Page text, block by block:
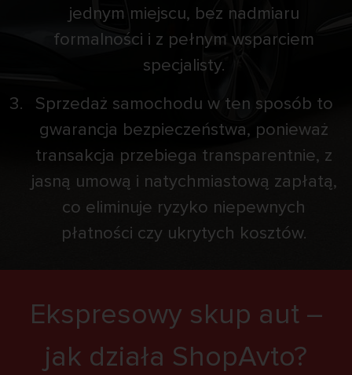
jednym miejscu, bez nadmiaru
formalności i z pełnym wsparciem
specjalisty.
Sprzedaż samochodu w ten sposób to
gwarancja bezpieczeństwa, ponieważ
transakcja przebiega transparentnie, z
jasną umową i natychmiastową zapłatą,
co eliminuje ryzyko niepewnych
płatności czy ukrytych kosztów.
Ekspresowy skup aut –
jak działa ShopAvto?